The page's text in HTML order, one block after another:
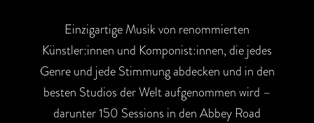
Einzigartige Musik von renommierten
Künstler:innen und Komponist:innen, die jedes
Genre und jede Stimmung abdecken und in den
besten Studios der Welt aufgenommen wird –
darunter 150 Sessions in den Abbey Road